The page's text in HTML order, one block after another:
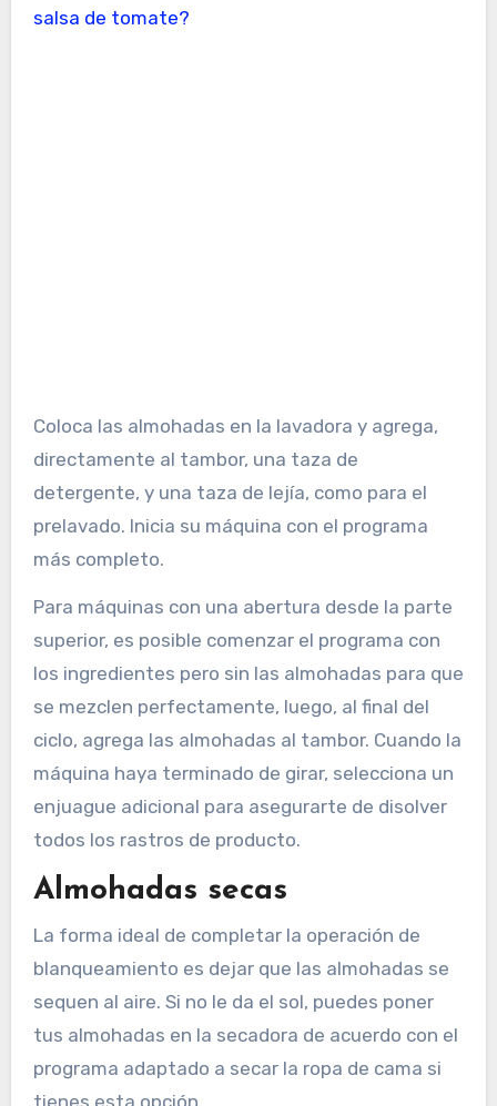
salsa de tomate?
Coloca las almohadas en la lavadora y agrega,
directamente al tambor, una taza de
detergente, y una taza de lejía, como para el
prelavado. Inicia su máquina con el programa
más completo.
Para máquinas con una abertura desde la parte
superior, es posible comenzar el programa con
los ingredientes pero sin las almohadas para que
se mezclen perfectamente, luego, al final del
ciclo, agrega las almohadas al tambor. Cuando la
máquina haya terminado de girar, selecciona un
enjuague adicional para asegurarte de disolver
todos los rastros de producto.
Almohadas secas
La forma ideal de completar la operación de
blanqueamiento es dejar que las almohadas se
sequen al aire. Si no le da el sol, puedes poner
tus almohadas en la secadora de acuerdo con el
programa adaptado a secar la ropa de cama si
tienes esta opción.